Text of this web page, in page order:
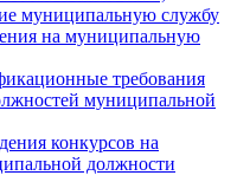
муниципальную службу
на муниципальную
требования
муниципальной
конкурсов на
должности